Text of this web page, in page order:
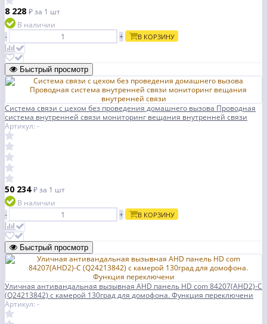
8 228 ₽за 1 шт
В наличии
-
+ В КОРЗИНУ
Быстрый просмотр
Система связи с цехом без проведения домашнего вызова Проводная
система внутренней связи мониторинг вещания внутренней связи
Артикул: -
50 234₽за 1 шт
В наличии
-
+ В КОРЗИНУ
Быстрый просмотр
Уличная антивандальная вызывная AHD панель HD com 84207(AHD2)-C
(Q24213842) с камерой 130град для домофона. Функция переключени
Артикул: -